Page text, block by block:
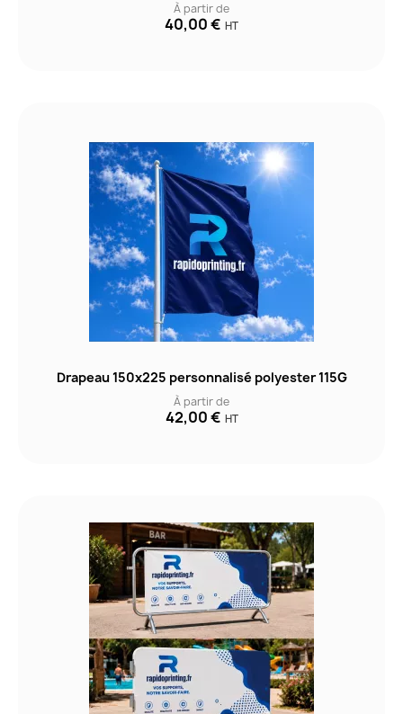
À partir de
40,00 € HT
Drapeau 150x225 personnalisé polyester 115G
À partir de
42,00 € HT